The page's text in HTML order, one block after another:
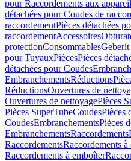
pour Raccordements aux
détachées pour Coudes de
raccordementPièces détachées
raccordementAccessoires
protectionConsommables
pour TuyauxPiècesPièces
détachées pour Coudes
EmbranchementsRéductions
RéductionsOuvertures de
Ouvertures de nettoyagePièces
Pièces SuperTubeCoudesPièces
CoudesEmbranchementsPièces
EmbranchementsRaccordements
RaccordementsRaccordements à
Raccordements à emboîter